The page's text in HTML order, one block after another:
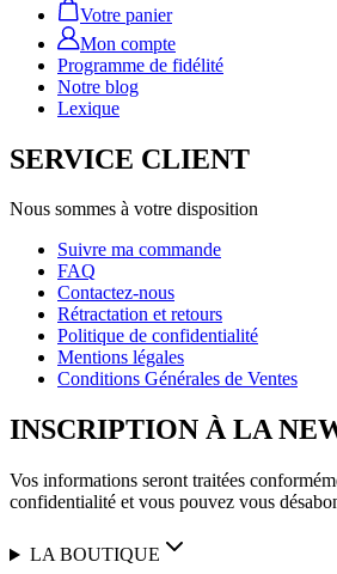
Votre panier
Mon compte
Programme de fidélité
Notre blog
Lexique
SERVICE CLIENT
Nous sommes à votre disposition
Suivre ma commande
FAQ
Contactez-nous
Rétractation et retours
Politique de confidentialité
Mentions légales
Conditions Générales de Ventes
INSCRIPTION À LA
Vos informations seront traitées
confidentialité et vous pouvez vous
LA BOUTIQUE